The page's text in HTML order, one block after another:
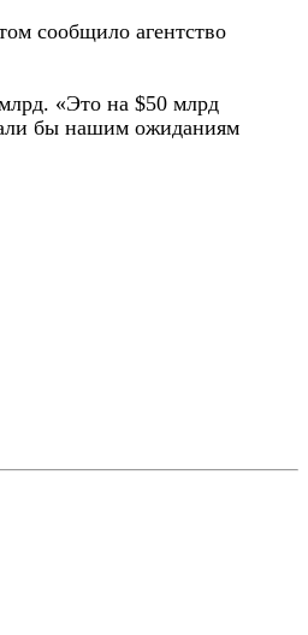
сообщило агентство
«Это на $50 млрд
бы нашим ожиданиям